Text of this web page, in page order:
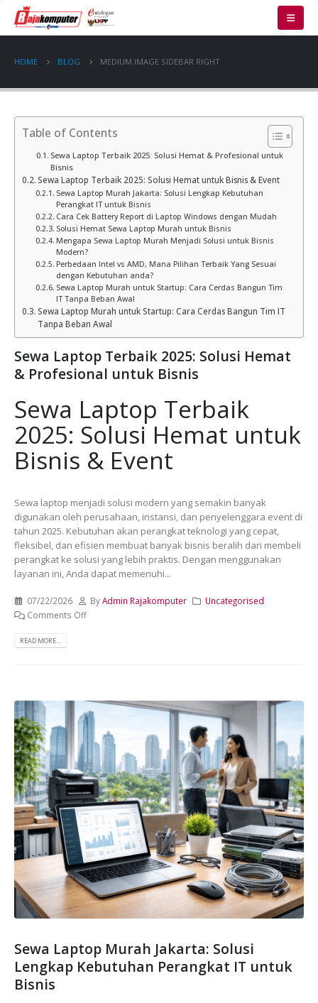
HOME BLOG MEDIUM IMAGE SIDEBAR RIGHT
Table of Contents
Sewa Laptop Terbaik 2025: Solusi Hemat & Profesional untuk
Bisnis
Sewa Laptop Terbaik 2025: Solusi Hemat untuk Bisnis & Event
Sewa Laptop Murah Jakarta: Solusi Lengkap Kebutuhan
Perangkat IT untuk Bisnis
Cara Cek Battery Report di Laptop Windows dengan Mudah
Solusi Hemat Sewa Laptop Murah untuk Bisnis
Mengapa Sewa Laptop Murah Menjadi Solusi untuk Bisnis
Modern?
Perbedaan Intel vs AMD, Mana Pilihan Terbaik Yang Sesuai
dengan Kebutuhan anda?
Sewa Laptop Murah untuk Startup: Cara Cerdas Bangun Tim
IT Tanpa Beban Awal
Sewa Laptop Murah untuk Startup: Cara Cerdas Bangun Tim IT
Tanpa Beban Awal
Sewa Laptop Terbaik 2025: Solusi Hemat
& Profesional untuk Bisnis
Sewa Laptop Terbaik
2025: Solusi Hemat untuk
Bisnis & Event
Sewa laptop menjadi solusi modern yang semakin banyak
digunakan oleh perusahaan, instansi, dan penyelenggara event di
tahun 2025. Kebutuhan akan perangkat teknologi yang cepat,
fleksibel, dan efisien membuat banyak bisnis beralih dari membeli
perangkat ke solusi yang lebih praktis. Dengan menggunakan
layanan ini, Anda dapat memenuhi...
07/22/2026 ByAdmin Rajakomputer
Uncategorised
Comments Off
READ MORE...
Sewa Laptop Murah Jakarta: Solusi
Lengkap Kebutuhan Perangkat IT untuk
Bisnis